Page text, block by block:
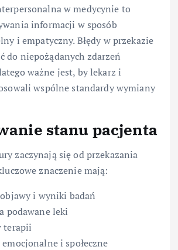
w medycynie to
informacji w sposób
i empatyczny. Błędy w przekazie
do niepożądanych zdarzeń
ważne jest, by lekarz i
wspólne standardy wymiany
stanu pacjenta
zaczynają się od przekazania
znaczenie mają:
i wyniki badań
podawane leki
terapii
i społeczne